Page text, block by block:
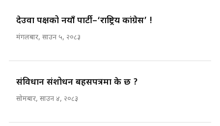
देउवा पक्षको नयाँ पार्टी–‘राष्ट्रिय कांग्रेस’ !
मंगलबार, साउन ५, २०८३
संविधान संशोधन बहसपत्रमा के छ ?
सोमबार, साउन ४, २०८३